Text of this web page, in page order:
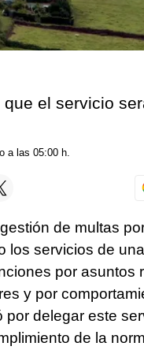
el servicio
a las 05:00 h.
de multas
los servicios de
por asuntos
y por
por delegar este
de la